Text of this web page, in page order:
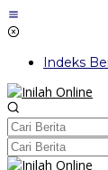
Lewati
ke
Indeks